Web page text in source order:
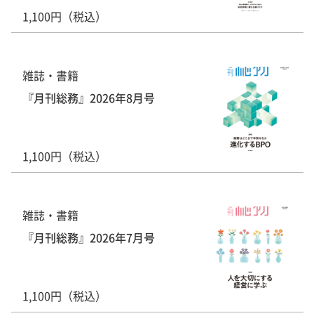
1,100円（税込）
雑誌・書籍
『月刊総務』2026年8月号
1,100円（税込）
雑誌・書籍
『月刊総務』2026年7月号
1,100円（税込）